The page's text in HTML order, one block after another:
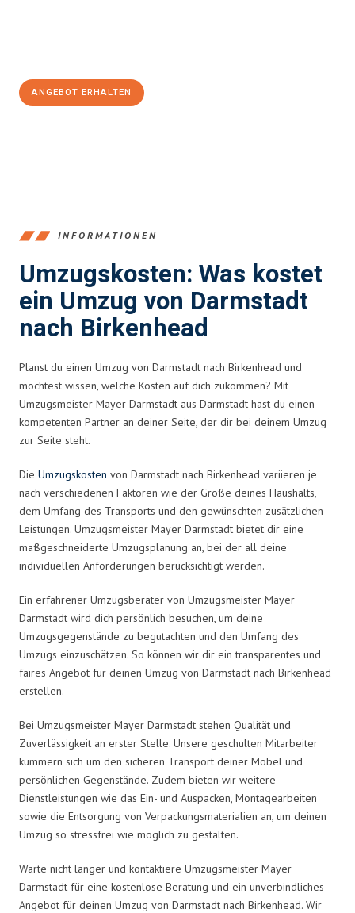
ANGEBOT ERHALTEN
INFORMATIONEN
Umzugskosten: Was kostet
ein Umzug von Darmstadt
nach Birkenhead
Planst du einen Umzug von Darmstadt nach Birkenhead und
möchtest wissen, welche Kosten auf dich zukommen? Mit
Umzugsmeister Mayer Darmstadt aus Darmstadt hast du einen
kompetenten Partner an deiner Seite, der dir bei deinem Umzug
zur Seite steht.
Die Umzugskosten von Darmstadt nach Birkenhead variieren je
nach verschiedenen Faktoren wie der Größe deines Haushalts,
dem Umfang des Transports und den gewünschten zusätzlichen
Leistungen. Umzugsmeister Mayer Darmstadt bietet dir eine
maßgeschneiderte Umzugsplanung an, bei der all deine
individuellen Anforderungen berücksichtigt werden.
Ein erfahrener Umzugsberater von Umzugsmeister Mayer
Darmstadt wird dich persönlich besuchen, um deine
Umzugsgegenstände zu begutachten und den Umfang des
Umzugs einzuschätzen. So können wir dir ein transparentes und
faires Angebot für deinen Umzug von Darmstadt nach Birkenhead
erstellen.
Bei Umzugsmeister Mayer Darmstadt stehen Qualität und
Zuverlässigkeit an erster Stelle. Unsere geschulten Mitarbeiter
kümmern sich um den sicheren Transport deiner Möbel und
persönlichen Gegenstände. Zudem bieten wir weitere
Dienstleistungen wie das Ein- und Auspacken, Montagearbeiten
sowie die Entsorgung von Verpackungsmaterialien an, um deinen
Umzug so stressfrei wie möglich zu gestalten.
Warte nicht länger und kontaktiere Umzugsmeister Mayer
Darmstadt für eine kostenlose Beratung und ein unverbindliches
Angebot für deinen Umzug von Darmstadt nach Birkenhead. Wir